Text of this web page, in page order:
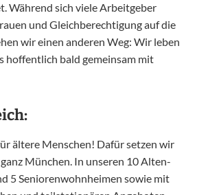
Während sich viele Arbeitgeber
und Gleichberechtigung auf die
wir einen anderen Weg: Wir leben
hoffentlich bald gemeinsam mit
ältere Menschen! Dafür setzen wir
München. In unseren 10 Alten-
5 Seniorenwohnheimen sowie mit